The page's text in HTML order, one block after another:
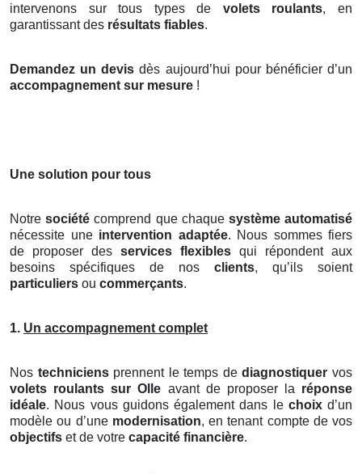
intervenons sur tous types de volets roulants, en
garantissant des résultats fiables.
Demandez un devis dès aujourd’hui pour bénéficier d’un
accompagnement sur mesure !
Une solution pour tous
Notresociété comprend que chaque système automatisé
nécessite une intervention adaptée. Nous sommes fiers
de proposer des services flexibles qui répondent aux
besoins spécifiques de nos clients, qu’ils soient
particuliers ou commerçants.
1. Un accompagnement complet
Nos techniciensprennent le temps dediagnostiquer vos
volets roulants sur Olle avant de proposer la réponse
idéale. Nous vous guidons également dans le choixd’un
modèle ou d’une modernisation, en tenant compte de vos
objectifs et de votre capacité financière.